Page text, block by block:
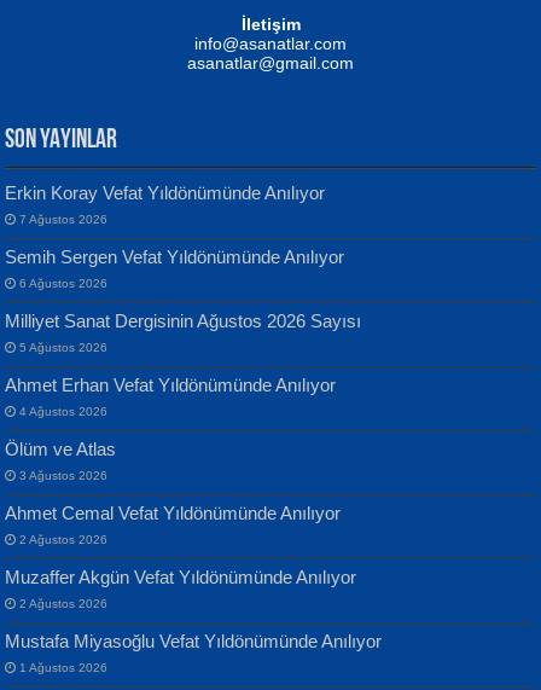
MUSTAFA KELOĞLU
Yarına İz Bırakmak...
ATİLLA ÖZEN
Sultan Olmadan Önce Eyüp...
Yılmaz Ekinci
Geceye Söylenen...
Banu Sancak
Defterimden İçeri...
İletişim
info@asanatlar.com
asanatlar@gmail.com
SON YAYINLAR
Erkin Koray Vefat Yıldönümünde Anılıyor
7 Ağustos 2026
Semih Sergen Vefat Yıldönümünde Anılıyor
6 Ağustos 2026
Milliyet Sanat Dergisinin Ağustos 2026 Sayısı
5 Ağustos 2026
Ahmet Erhan Vefat Yıldönümünde Anılıyor
4 Ağustos 2026
Ölüm ve Atlas
3 Ağustos 2026
Ahmet Cemal Vefat Yıldönümünde Anılıyor
2 Ağustos 2026
Muzaffer Akgün Vefat Yıldönümünde Anılıyor
2 Ağustos 2026
Mustafa Miyasoğlu Vefat Yıldönümünde Anılıyor
1 Ağustos 2026